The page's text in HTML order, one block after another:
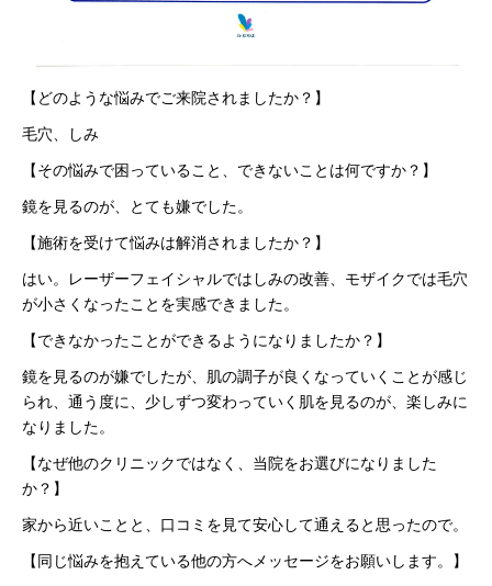
【どのような悩みでご来院されましたか？】
毛穴、しみ
【その悩みで困っていること、できないことは何ですか？】
鏡を見るのが、とても嫌でした。
【施術を受けて悩みは解消されましたか？】
はい。レーザーフェイシャルではしみの改善、モザイクでは毛穴
が小さくなったことを実感できました。
【できなかったことができるようになりましたか？】
鏡を見るのが嫌でしたが、肌の調子が良くなっていくことが感じ
られ、通う度に、少しずつ変わっていく肌を見るのが、楽しみに
なりました。
【なぜ他のクリニックではなく、当院をお選びになりました
か？】
家から近いことと、口コミを見て安心して通えると思ったので。
【同じ悩みを抱えている他の方へメッセージをお願いします。】